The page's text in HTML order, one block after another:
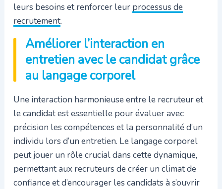
leurs besoins et renforcer leur processus de
recrutement.
Améliorer l’interaction en
entretien avec le candidat grâce
au langage corporel
Une interaction harmonieuse entre le recruteur et
le candidat est essentielle pour évaluer avec
précision les compétences et la personnalité d’un
individu lors d’un entretien. Le langage corporel
peut jouer un rôle crucial dans cette dynamique,
permettant aux recruteurs de créer un climat de
confiance et d’encourager les candidats à s’ouvrir